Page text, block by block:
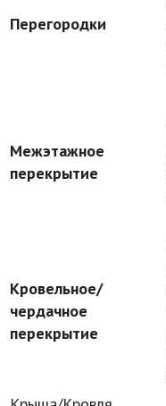
Перегородки
Межэтажное
перекрытие
Кровельное/
чердачное
перекрытие